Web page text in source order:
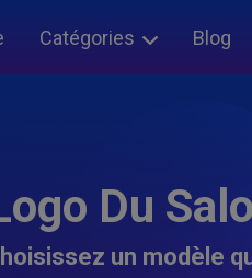
Catégories Blog
Du
un modèle